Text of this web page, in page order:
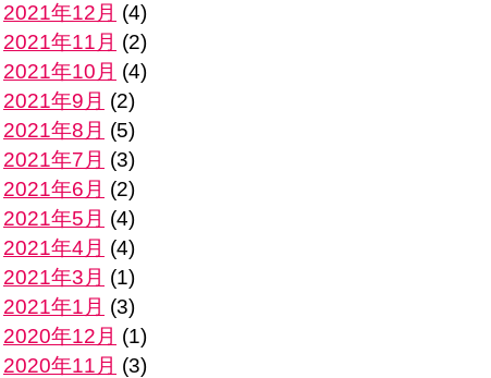
2021年12月 (4)
2021年11月 (2)
2021年10月 (4)
2021年9月 (2)
2021年8月 (5)
2021年7月 (3)
2021年6月 (2)
2021年5月 (4)
2021年4月 (4)
2021年3月 (1)
2021年1月 (3)
2020年12月 (1)
2020年11月 (3)